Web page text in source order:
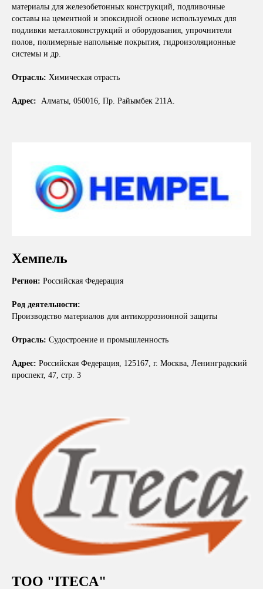
материалы для железобетонных конструкций, подливочные
составы на цементной и эпоксидной основе используемых для
подливки металлоконструкций и оборудования, упрочнители
полов, полимерные напольные покрытия, гидроизоляционные
системы и др.
Отрасль: Химическая отрасть
Адрес: Алматы, 050016, Пр. Райымбек 211А.
Хемпель
Регион: Российская Федерация
Род деятельности:
Производство материалов для антикоррозионной защиты
Отрасль: Судостроение и промышленность
Адрес: Российская Федерация, 125167, г. Москва, Ленинградский
проспект, 47, стр. 3
ТОО "ITECA"